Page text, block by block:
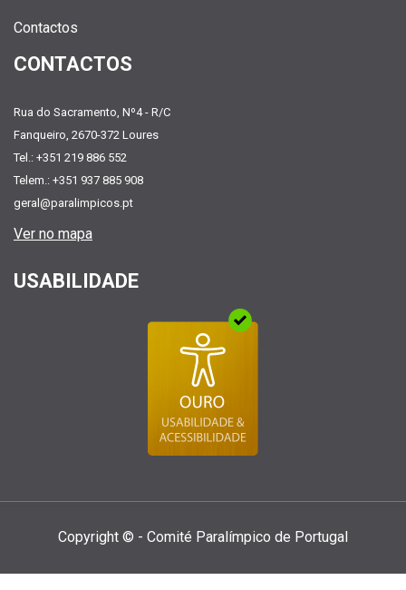
Contactos
CONTACTOS
Rua do Sacramento, Nº4 - R/C
Fanqueiro, 2670-372 Loures
Tel.: +351 219 886 552
Telem.: +351 937 885 908
geral@paralimpicos.pt
Ver no mapa
USABILIDADE
Copyright © - Comité Paralí­mpico de Portugal